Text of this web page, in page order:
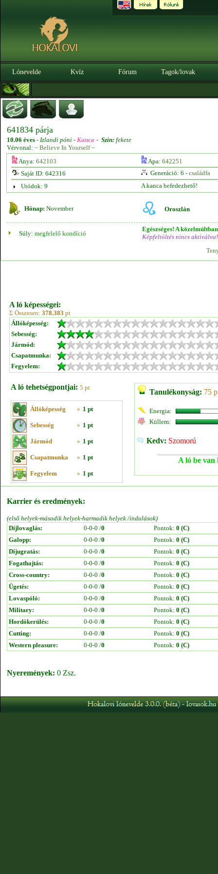
Lónevelde Kvíz Fórum Tagok/lovak
641834 párja
10.06 éves - Izlandi póni - Kanca - Szín: fekete
Vérvonal: ~ Believe In Yourself ~
Anya: 642103 Apa: 642251
Saját ID: 642316
Generáció: 6 - családfa
Utódok: 9
A kanca befedezhető!
Hónap: November Oroszlán
Súly: megfelelő kondíció
Egészséges! A
Képfeltöltés nincs aktiválva!
A ló képességei:
Σ Összesen: 378.383 pt
Állóképesség:
Sebesség:
Jármód:
Csapatmunka:
Fegyelem:
A ló tehetségpontjai: 5 pt
Állóképesség » 1 pt
Sebesség » 1 pt
Jármód » 1 pt
Csapatmunka » 1 pt
Fegyelem » 1 pt
Tanulékonyság: 75
Energia:
Küllem:
Kedv: Szomorú
A ló be van
Karrier és eredmények:
(első helyek-második helyek-harmadik helyek /indulások)
Díjlovaglás:
0-0-0 /0 Pontok: 0 (C)
Galopp:
0-0-0 /0 Pontok: 0 (C)
Díjugratás:
0-0-0 /0 Pontok: 0 (C)
Fogathajtás:
0-0-0 /0 Pontok: 0 (C)
Cross-country:
0-0-0 /0 Pontok: 0 (C)
Ügetés:
0-0-0 /0 Pontok: 0 (C)
Lovaspóló:
0-0-0 /0 Pontok: 0 (C)
Military:
0-0-0 /0 Pontok: 0 (C)
Hordókerülés:
0-0-0 /0 Pontok: 0 (C)
Cutting:
0-0-0 /0 Pontok: 0 (C)
Western pleasure:
0-0-0 /0 Pontok: 0 (C)
Nyeremények: 0 Zsz.